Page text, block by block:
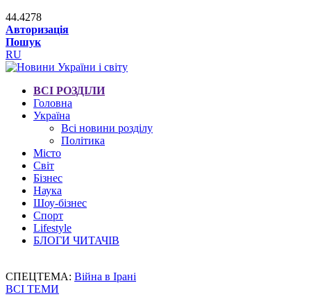
44.4278
Авторизація
Пошук
RU
ВСІ РОЗДІЛИ
Головна
Україна
Всі новини розділу
Політика
Місто
Світ
Бізнес
Наука
Шоу-бізнес
Спорт
Lifestyle
БЛОГИ ЧИТАЧІВ
СПЕЦТЕМА: Війна в Ірані
ВСІ ТЕМИ